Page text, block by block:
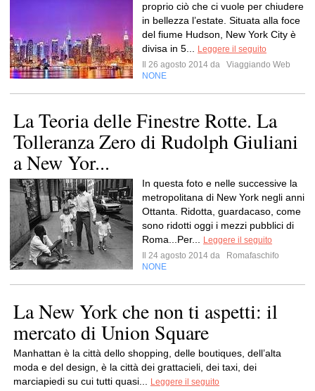
proprio ciò che ci vuole per chiudere
in bellezza l’estate. Situata alla foce
del fiume Hudson, New York City è
divisa in 5...
Leggere il seguito
Il 26 agosto 2014 da
Viaggiando Web
NONE
La Teoria delle Finestre Rotte. La
Tolleranza Zero di Rudolph Giuliani
a New Yor...
In questa foto e nelle successive la
metropolitana di New York negli anni
Ottanta. Ridotta, guardacaso, come
sono ridotti oggi i mezzi pubblici di
Roma...Per...
Leggere il seguito
Il 24 agosto 2014 da
Romafaschifo
NONE
La New York che non ti aspetti: il
mercato di Union Square
Manhattan è la città dello shopping, delle boutiques, dell’alta
moda e del design, è la città dei grattacieli, dei taxi, dei
marciapiedi su cui tutti quasi...
Leggere il seguito